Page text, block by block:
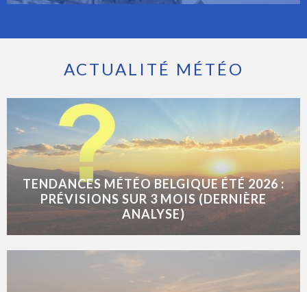
ACTUALITÉ MÉTÉO
TENDANCES MÉTÉO BELGIQUE ÉTÉ 2026 :
PRÉVISIONS SUR 3 MOIS (DERNIÈRE
ANALYSE)